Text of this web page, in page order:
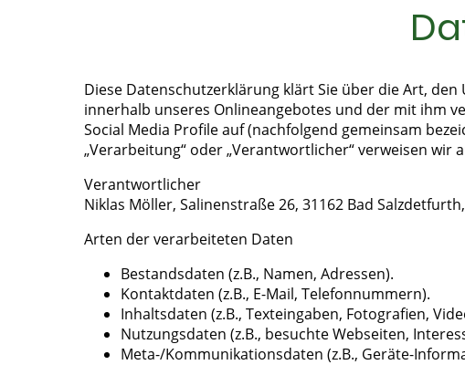
Diese Datenschutzerklärung klärt Sie über die Art,
innerhalb unseres Onlineangebotes und der mit ihm
Social Media Profile auf (nachfolgend gemeinsam
„Verarbeitung“ oder „Verantwortlicher“ verweisen
Verantwortlicher
Niklas Möller, Salinenstraße 26, 31162 Bad
Arten der verarbeiteten Daten
Bestandsdaten (z.B., Namen, Adressen).
Kontaktdaten (z.B., E-Mail, Telefonnummern).
Inhaltsdaten (z.B., Texteingaben, Fotografien,
Nutzungsdaten (z.B., besuchte Webseiten,
Meta-/Kommunikationsdaten (z.B., Geräte-